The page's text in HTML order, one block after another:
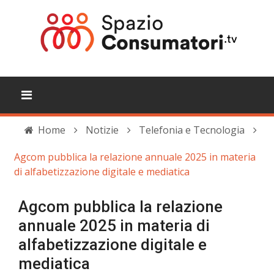
Home Notizie
Telefonia e Tecnologia
Agcom pubblica la relazione annuale 2025 in materia
di alfabetizzazione digitale e mediatica
Agcom pubblica la relazione
annuale 2025 in materia di
alfabetizzazione digitale e
mediatica